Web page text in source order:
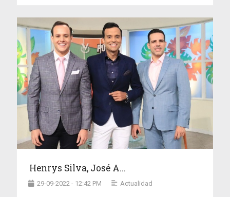
Henrys Silva, José A...
29-09-2022 - 12:42 PM Actualidad